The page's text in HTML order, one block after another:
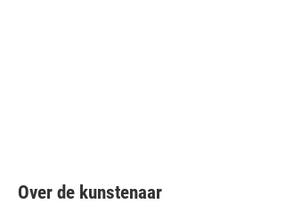
Over de kunstenaar